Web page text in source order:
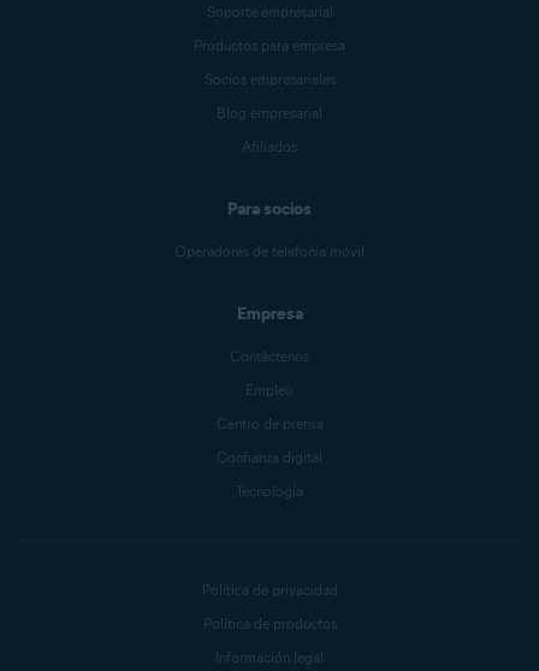
Soporte empresarial
Productos para empresa
Socios empresariales
Blog empresarial
Afiliados
Para socios
Operadores de telefonía móvil
Empresa
Contáctenos
Empleo
Centro de prensa
Confianza digital
Tecnología
Política de privacidad
Política de productos
Información legal